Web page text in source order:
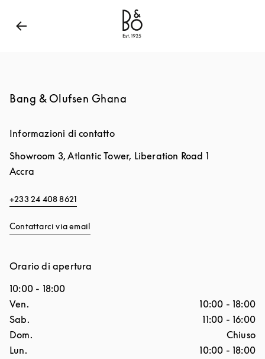
Bang & Olufsen - Exist to Create
Bang & Olufsen Ghana
Informazioni di contatto
Showroom 3, Atlantic Tower, Liberation Road 1
Accra
+233 24 408 8621
Contattarci via email
Orario di apertura
10:00 - 18:00
Giorno della settimana
Ven. 10:00 - 18:00
Sab.
11:00 - 16:00
Dom.
Chiuso
Lun.
10:00 - 18:00